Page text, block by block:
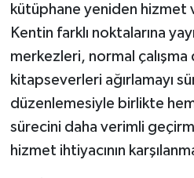
kütüphane yeniden hizmet
Kentin farklı noktalarına
merkezleri, normal
kitapseverleri ağırlamayı
düzenlemesiyle birlikte
sürecini daha verimli
hizmet ihtiyacının